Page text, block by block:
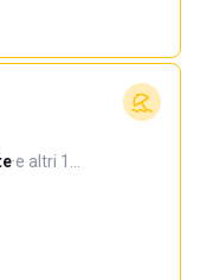
·e altri 1…